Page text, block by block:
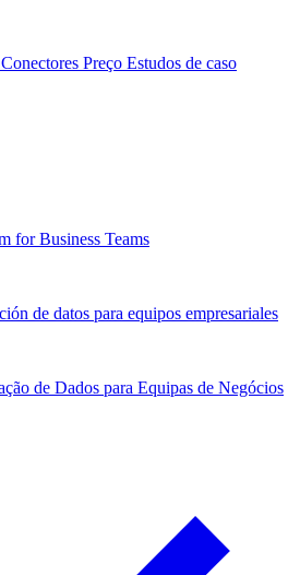
Conectores Preço Estudos de caso
for Business Teams
de datos para equipos empresariales
de Dados para Equipas de Negócios